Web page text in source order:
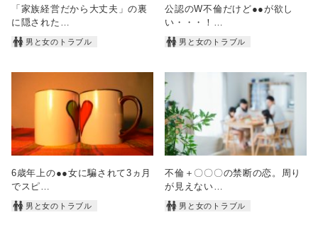
「家族経営だから大丈夫」の裏
に隠された…
男と女のトラブル
公認のW不倫だけど●●が欲し
い・・・！…
男と女のトラブル
6歳年上の●●女に騙されて3ヵ月
でスピ…
男と女のトラブル
不倫＋〇〇〇の禁断の恋。周り
が見えない…
男と女のトラブル